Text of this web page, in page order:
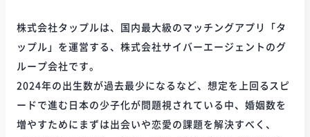
株式会社タップルは、国内最大級のマッチングアプリ「タ
ップル」を運営する、株式会社サイバーエージェントのグ
ループ会社です。
2024年の出生数が過去最少になるなど、想定を上回るスピ
ードで進む日本の少子化が問題視されている中、婚姻数を
増やすためにまずは出会いや恋愛の課題を解決すべく、